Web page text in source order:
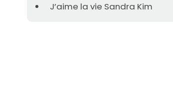
J’aime la vie Sandra Kim